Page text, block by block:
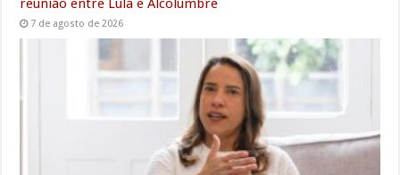
reunião entre Lula e Alcolumbre
7 de agosto de 2026